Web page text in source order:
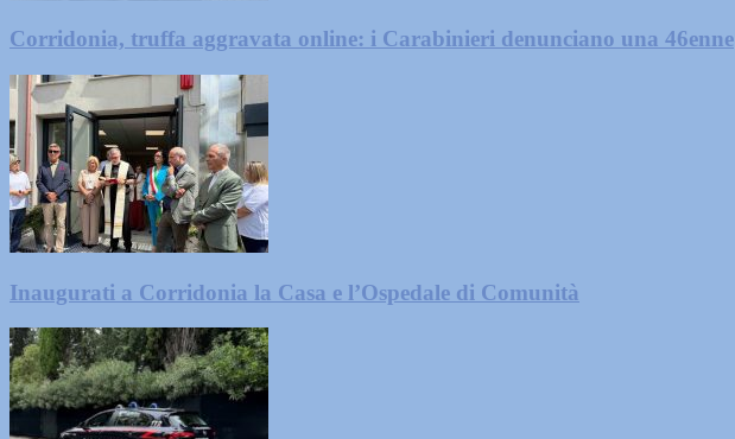
Corridonia, truffa aggravata online: i Carabinieri denunciano una 46enne
Inaugurati a Corridonia la Casa e l’Ospedale di Comunità